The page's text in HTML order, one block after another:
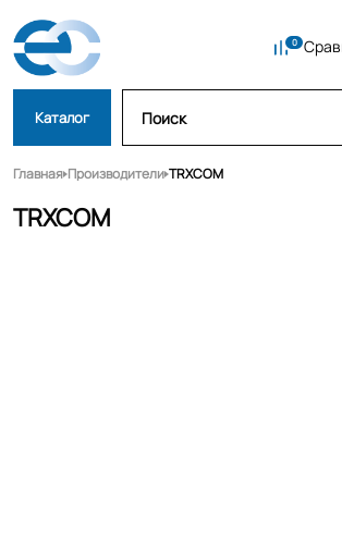
Каталог
Главная Производители TRXCOM
TRXCOM